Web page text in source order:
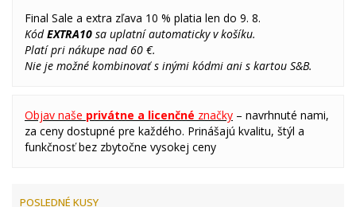
Final Sale a extra zľava 10 % platia len do 9. 8.
KódEXTRA10 sa uplatní automaticky v košíku.
Platí pri nákupe nad 60 €.
Nie je možné kombinovať s inými kódmi ani s kartou S&B.
Objav naše privátne a licenčné značky – navrhnuté nami,
za ceny dostupné pre každého. Prinášajú kvalitu, štýl a
funkčnosť bez zbytočne vysokej ceny
POSLEDNÉ KUSY